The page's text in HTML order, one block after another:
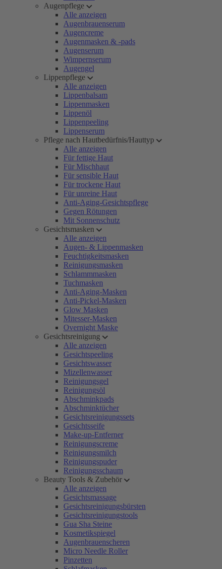
Augenpflege
Alle anzeigen
Augenbrauenserum
Augencreme
Augenmasken & -pads
Augenserum
Wimpernserum
Augengel
Lippenpflege
Alle anzeigen
Lippenbalsam
Lippenmasken
Lippenöl
Lippenpeeling
Lippenserum
Pflege nach Hautbedürfnis/Hauttyp
Alle anzeigen
Für fettige Haut
Für Mischhaut
Für sensible Haut
Für trockene Haut
Für unreine Haut
Anti-Aging-Gesichtspflege
Gegen Rötungen
Mit Sonnenschutz
Gesichtsmasken
Alle anzeigen
Augen- & Lippenmasken
Feuchtigkeitsmasken
Reinigungsmasken
Schlammmasken
Tuchmasken
Anti-Aging-Masken
Anti-Pickel-Masken
Glow Masken
Mitesser-Masken
Overnight Maske
Gesichtsreinigung
Alle anzeigen
Gesichtspeeling
Gesichtswasser
Mizellenwasser
Reinigungsgel
Reinigungsöl
Abschminkpads
Abschminktücher
Gesichtsreinigungssets
Gesichtsseife
Make-up-Entferner
Reinigungscreme
Reinigungsmilch
Reinigungspuder
Reinigungsschaum
Beauty Tools & Zubehör
Alle anzeigen
Gesichtsmassage
Gesichtsreinigungsbürsten
Gesichtsreinigungstools
Gua Sha Steine
Kosmetikspiegel
Augenbrauenscheren
Micro Needle Roller
Pinzetten